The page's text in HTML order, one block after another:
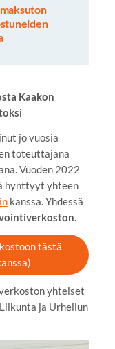
Kaakon
jo vuosia
toteuttajana
Vuoden 2022
hynttyyt yhteen
kanssa. Yhdessä
.
tästä
yhteiset
ja Urheilun